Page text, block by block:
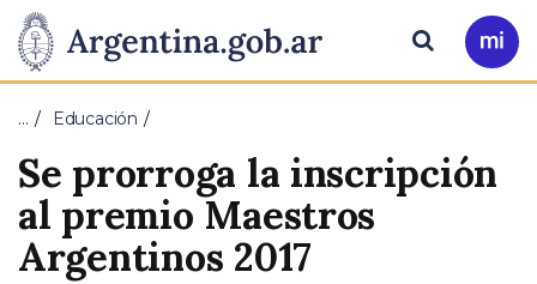
Presidencia
de
la
Nación
Pasar al contenido principal
Ir
a
Buscar
… Educación
Se prorroga la inscripción
al premio Maestros
Argentinos 2017